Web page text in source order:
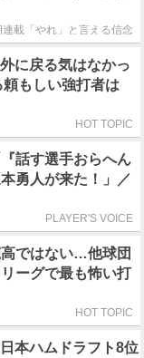
連載「やれ」と言える信念
に戻る気はなかっ
もしい強打者は
HOT TOPIC
話す選手おらへん
勇人が来た！」／
PLAYER'S VOICE
ではない…他球団
ーグで最も怖い打
HOT TOPIC
本ハムドラフト8位